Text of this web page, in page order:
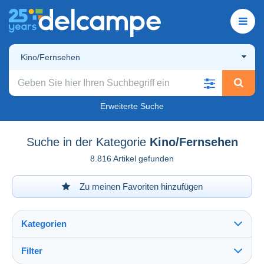
Kino/Fernsehen
Erweiterte Suche
Suche in der Kategorie Kino/Fernsehen
8.816 Artikel gefunden
Zu meinen Favoriten hinzufügen
Kategorien
Filter